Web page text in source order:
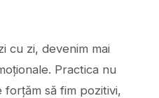
cu zi, devenim mai
Practica nu
forțăm să fim pozitivi,